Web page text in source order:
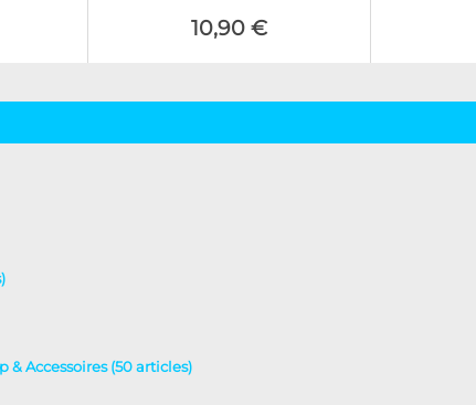
10,90 €
& Accessoires (50 articles)